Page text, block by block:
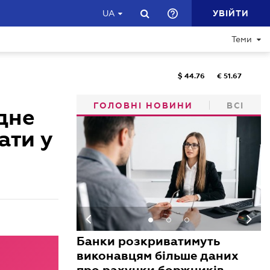
UA УВІЙТИ
Теми
$ 44.76 € 51.67
у
ГОЛОВНІ НОВИНИ ВСІ
Банки розкриватимуть
виконавцям більше даних